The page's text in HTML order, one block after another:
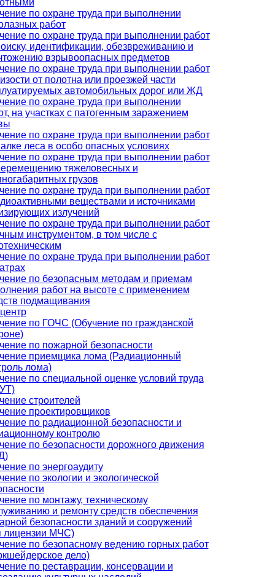
по охране труда при выполнении
работ
по охране труда при выполнении работ
идентификации, обезвреживанию и
взрывоопасных предметов
по охране труда при выполнении работ
от полотна или проезжей части
автомобильных дорог или ЖД
по охране труда при выполнении
на участках с патогенным заражением
по охране труда при выполнении работ
леса в особо опасных условиях
по охране труда при выполнении работ
тяжеловесных и
грузов
по охране труда при выполнении работ
веществами и источниками
излучений
по охране труда при выполнении работ
инструментом, в том числе с
по охране труда при выполнении работ
по безопасным методам и приемам
работ на высоте с применением
подмащивания
по ГОЧС (Обучение по гражданской
по пожарной безопасности
приемщика лома (Радиационный
лома)
по специальной оценке условий труда
строителей
проектировщиков
по радиационной безопасности и
контролю
по безопасности дорожного движения
по энергоаудиту
по экологии и экологической
по монтажу, техническому
и ремонту средств обеспечения
безопасности зданий и сооружений
лицензии МЧС)
по безопасному ведению горных работ
дело)
по реставрации, консервации и